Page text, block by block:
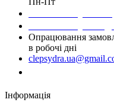
Опрацювання
в робочі дні
Інформація